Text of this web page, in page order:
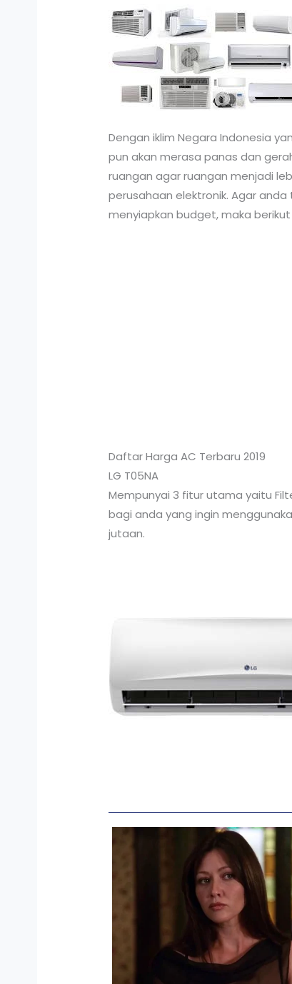
Dengan iklim Negara Indonesia
pun akan merasa panas dan
ruangan agar ruangan menjadi
perusahaan elektronik. Agar
menyiapkan budget, maka berikut
Daftar Harga AC Terbaru 2019
LG T05NA
Mempunyai 3 fitur utama yaitu
bagi anda yang ingin
jutaan.